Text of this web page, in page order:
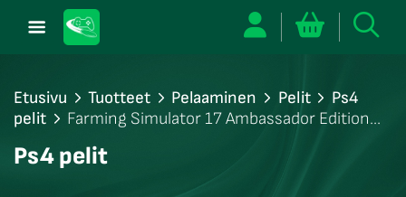
Etusivu Tuotteet Pelaaminen Pelit
Ps4
pelit
Farming Simulator 17 Ambassador Edition
Ps4 pelit
sulje